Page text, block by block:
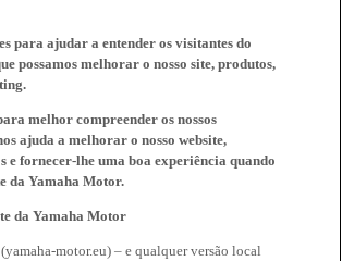
para ajudar a entender os visitantes do
possamos melhorar o nosso site, produtos,
melhor compreender os nossos
ajuda a melhorar o nosso website,
e fornecer-lhe uma boa experiência quando
da Yamaha Motor.
da Yamaha Motor
motor.eu) – e qualquer versão local